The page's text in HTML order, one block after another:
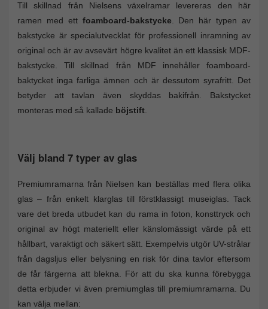
Till skillnad från Nielsens växelramar levereras den här
ramen med ett foamboard-bakstycke. Den här typen av
bakstycke är specialutvecklat för professionell inramning av
original och är av avsevärt högre kvalitet än ett klassisk MDF-
bakstycke. Till skillnad från MDF innehåller foamboard-
baktycket inga farliga ämnen och är dessutom syrafritt. Det
betyder att tavlan även skyddas bakifrån. Bakstycket
monteras med så kallade böjstift.
Välj bland 7 typer av glas
Premiumramarna från Nielsen kan beställas med flera olika
glas – från enkelt klarglas till förstklassigt museiglas. Tack
vare det breda utbudet kan du rama in foton, konsttryck och
original av högt materiellt eller känslomässigt värde på ett
hållbart, varaktigt och säkert sätt. Exempelvis utgör UV-strålar
från dagsljus eller belysning en risk för dina tavlor eftersom
de får färgerna att blekna. För att du ska kunna förebygga
detta erbjuder vi även premiumglas till premiumramarna. Du
kan välja mellan: